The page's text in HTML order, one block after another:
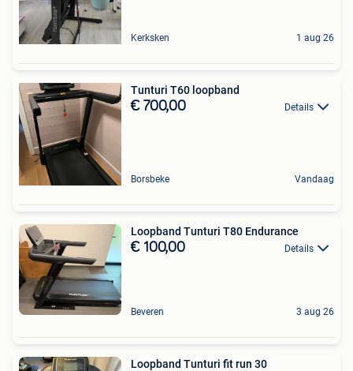
Kerksken 1 aug 26
Tunturi T60 loopband
€ 700,00 Details
Borsbeke Vandaag
Loopband Tunturi T80 Endurance
€ 100,00 Details
Beveren 3 aug 26
Loopband Tunturi fit run 30